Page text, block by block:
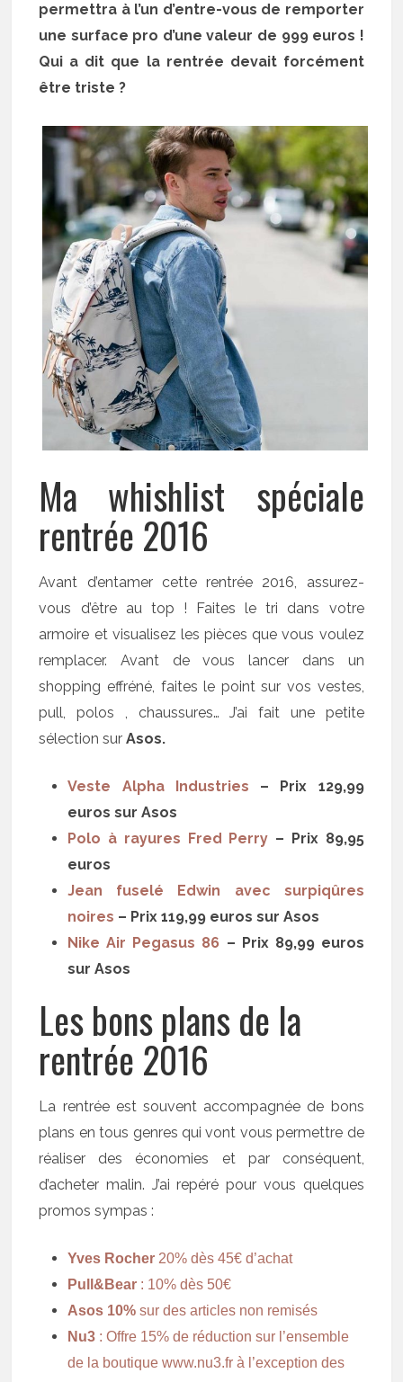
permettra à l’un d’entre-vous de remporter
une surface pro d’une valeur de 999 euros !
Qui a dit que la rentrée devait forcément
être triste ?
Ma whishlist spéciale
rentrée 2016
Avant d’entamer cette rentrée 2016, assurez-
vous d’être au top ! Faites le tri dans votre
armoire et visualisez les pièces que vous voulez
remplacer. Avant de vous lancer dans un
shopping effréné, faites le point sur vos vestes,
pull, polos , chaussures… J’ai fait une petite
sélection surAsos.
Veste Alpha Industries – Prix 129,99
euros sur Asos
Polo à rayures Fred Perry – Prix 89,95
euros
Jean fuselé Edwin avec surpiqûres
noires – Prix 119,99 euros sur Asos
Nike Air Pegasus 86 – Prix 89,99 euros
sur Asos
Les bons plans de la
rentrée 2016
La rentrée est souvent accompagnée de bons
plans en tous genres qui vont vous permettre de
réaliser des économies et par conséquent,
d’acheter malin. J’ai repéré pour vous quelques
promos sympas :
Yves Rocher 20% dès 45€ d’achat
Pull&Bear : 10% dès 50€
Asos 10% sur des articles non remisés
Nu3 : Offre 15% de réduction sur l’ensemble
de la boutiquewww.nu3.fr à l’exception des